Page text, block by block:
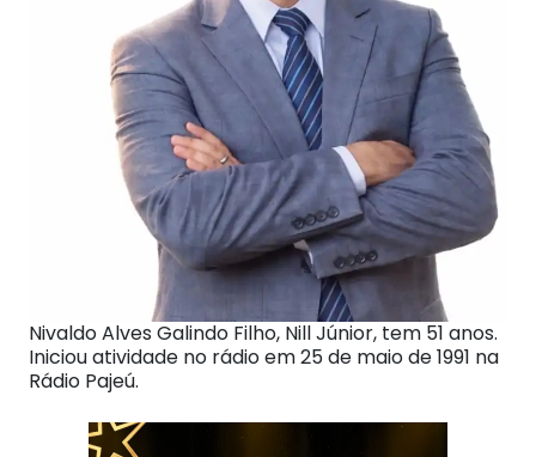
Nivaldo Alves Galindo Filho, Nill Júnior, tem 51 anos.
Iniciou atividade no rádio em 25 de maio de 1991 na
Rádio Pajeú.